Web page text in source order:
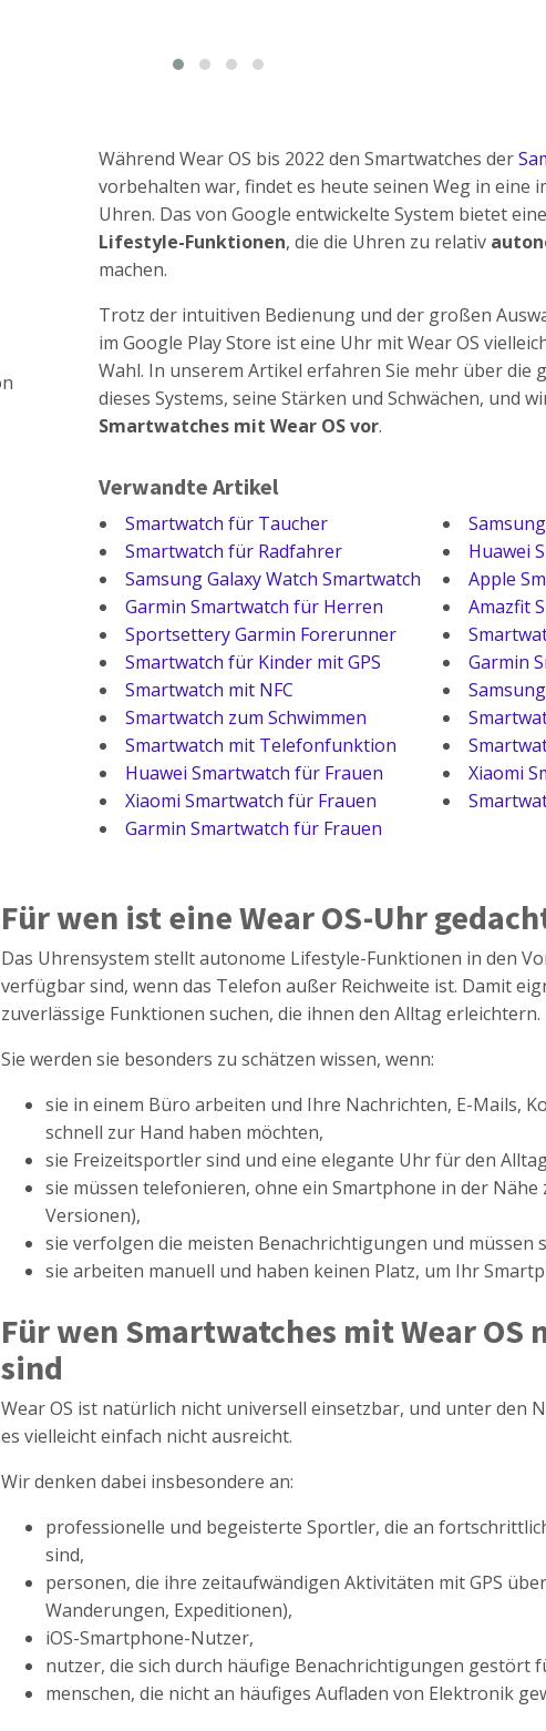
Während Wear OS bis 2022 den Smartwatches der
vorbehalten war, findet es heute seinen Weg in eine
Uhren. Das von Google entwickelte System bietet
Lifestyle-Funktionen, die die Uhren zu relativ
machen.
Trotz der intuitiven Bedienung und der großen
im Google Play Store ist eine Uhr mit Wear OS
Wahl. In unserem Artikel erfahren Sie mehr über die
dieses Systems, seine Stärken und Schwächen, und
Smartwatches mit Wear OS vor.
Verwandte Artikel
Smartwatch für Taucher
Smartwatch für Radfahrer
Samsung Galaxy Watch Smartwatch
Garmin Smartwatch für Herren
Sportsettery Garmin Forerunner
Smartwatch für Kinder mit GPS
Smartwatch mit NFC
Smartwatch zum Schwimmen
Smartwatch mit Telefonfunktion
Huawei Smartwatch für Frauen
Xiaomi Smartwatch für Frauen
Garmin Smartwatch für Frauen
Huawei
Apple
Amazfit
Garmin
Xiaomi
Für wen ist eine Wear OS-Uhr
Das Uhrensystem stellt autonome Lifestyle-Funktionen in den
verfügbar sind, wenn das Telefon außer Reichweite ist. Damit
zuverlässige Funktionen suchen, die ihnen den Alltag erleichtern.
Sie werden sie besonders zu schätzen wissen, wenn:
sie in einem Büro arbeiten und Ihre Nachrichten, E-Mails,
schnell zur Hand haben möchten,
sie Freizeitsportler sind und eine elegante Uhr für den
sie müssen telefonieren, ohne ein Smartphone in der
Versionen),
sie verfolgen die meisten Benachrichtigungen und müssen
sie arbeiten manuell und haben keinen Platz, um Ihr
Für wen Smartwatches mit Wear OS
sind
Wear OS ist natürlich nicht universell einsetzbar, und unter den
es vielleicht einfach nicht ausreicht.
Wir denken dabei insbesondere an:
professionelle und begeisterte Sportler, die an
sind,
personen, die ihre zeitaufwändigen Aktivitäten mit GPS
Wanderungen, Expeditionen),
iOS-Smartphone-Nutzer,
nutzer, die sich durch häufige Benachrichtigungen gestört
menschen, die nicht an häufiges Aufladen von Elektronik